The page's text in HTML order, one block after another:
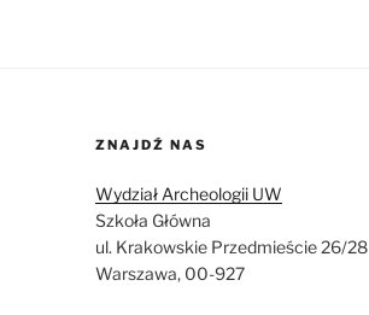
ZNAJDŹ NAS
Wydział Archeologii UW
Szkoła Główna
ul. Krakowskie Przedmieście 26/28
Warszawa, 00-927